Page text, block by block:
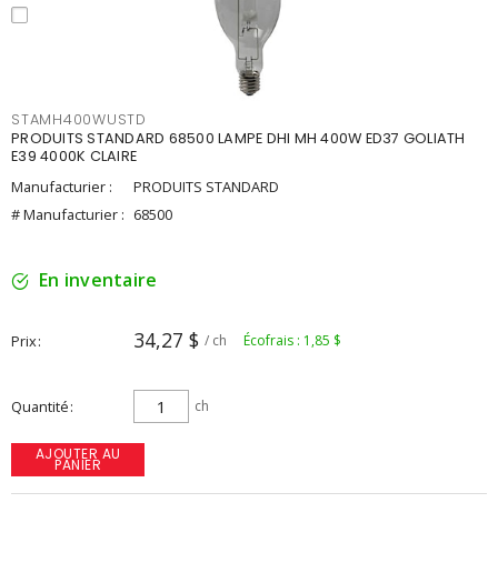
STAMH400WUSTD
PRODUITS STANDARD 68500 LAMPE DHI MH 400W ED37 GOLIATH
E39 4000K CLAIRE
Manufacturier :
PRODUITS STANDARD
# Manufacturier : 68500
En inventaire
Prix 34,27 $ / ch Écofrais : 1,85 $
Quantité ch
AJOUTER AU
PANIER